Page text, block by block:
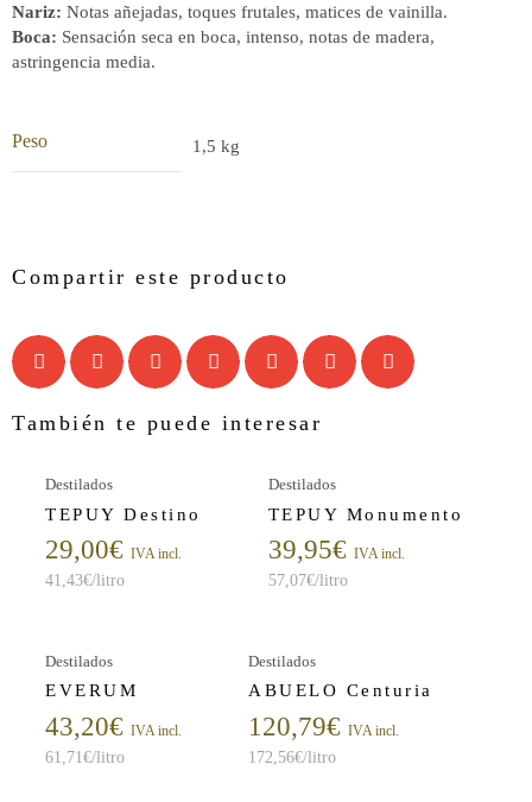
Nariz: Notas añejadas, toques frutales, matices de vainilla.
Boca: Sensación seca en boca, intenso, notas de madera,
astringencia media.
Peso 1,5 kg
Compartir este producto
También te puede interesar
Destilados
TEPUY Destino
29,00€ IVA incl.
41,43€/litro
Destilados
TEPUY Monumento
39,95€ IVA incl.
57,07€/litro
Destilados
EVERUM
43,20€ IVA incl.
61,71€/litro
Destilados
ABUELO Centuria
120,79€ IVA incl.
172,56€/litro